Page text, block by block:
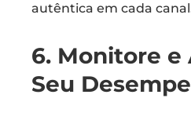
autêntica em cada
6. Monitore e
Seu